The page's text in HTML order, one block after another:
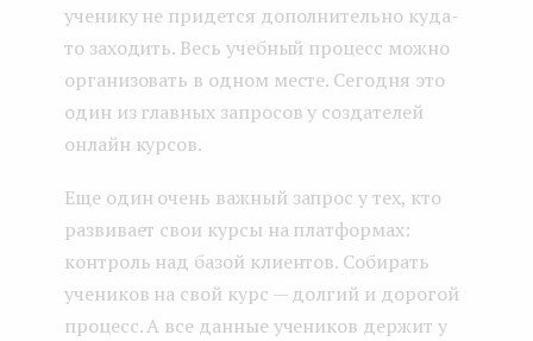
ученику не придется дополнительно куда-
то заходить. Весь учебный процесс можно
организовать в одном месте. Сегодня это
один из главных запросов у создателей
онлайн курсов.
Еще один очень важный запрос у тех, кто
развивает свои курсы на платформах:
контроль над базой клиентов. Собирать
учеников на свой курс — долгий и дорогой
процесс. А все данные учеников держит у